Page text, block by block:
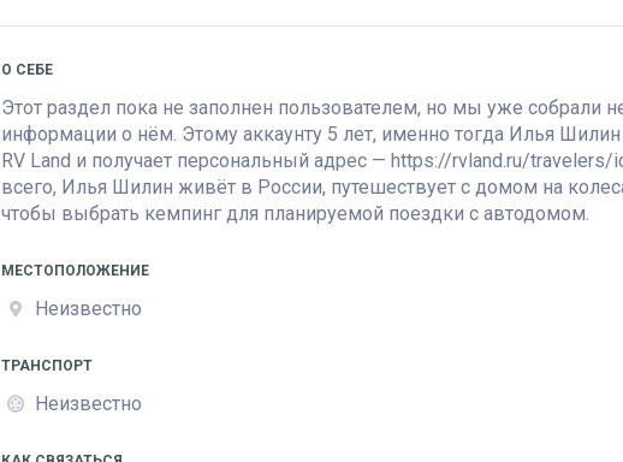
О СЕБЕ
Этот раздел пока не заполнен пользователем, но мы уже собрали
информации о нём. Этому аккаунту 5 лет, именно тогда Илья Шилин
RV Land и получает персональный адрес — https://rvland.ru/travelers/
всего, Илья Шилин живёт в России, путешествует с домом на
чтобы выбрать кемпинг для планируемой поездки с автодомом.
МЕСТОПОЛОЖЕНИЕ
Неизвестно
ТРАНСПОРТ
Неизвестно